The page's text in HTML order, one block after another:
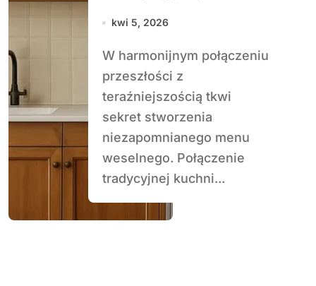
kuchnię z
formą
kwi 5, 2026
W harmonijnym połączeniu
przeszłości z
teraźniejszością tkwi
sekret stworzenia
niezapomnianego menu
weselnego. Połączenie
tradycyjnej kuchni...